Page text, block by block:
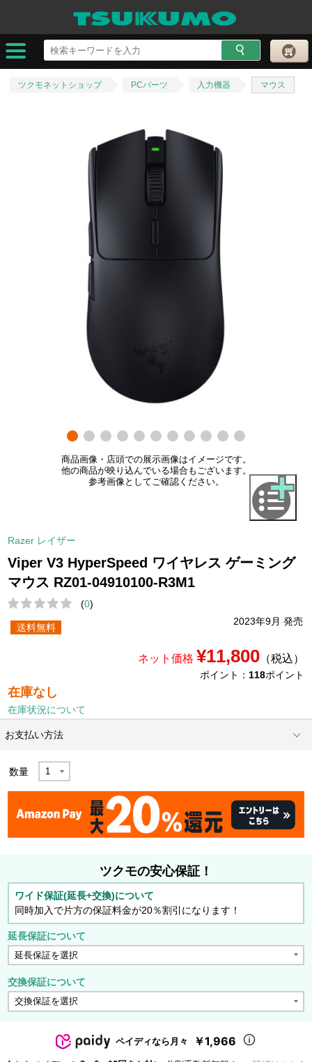
ツクモネットショップ PCパーツ 入力機器 マウス
商品画像・店頭での展示画像はイメージです。
他の商品が映り込んでいる場合もございます。
参考画像としてご確認ください。
Razer レイザー
Viper V3 HyperSpeed ワイヤレス ゲーミング
マウス RZ01-04910100-R3M1
(0)
2023年9月 発売
送料無料
ネット価格 ¥11,800（税込）
ポイント： 118ポイント
在庫なし
在庫状況について
お支払い方法
数量
ツクモの安心保証！
ワイド保証(延長+交換)について
同時加入で片方の保証料金が20％割引になります！
延長保証について
交換保証について
ペイディなら月々 ￥1,966